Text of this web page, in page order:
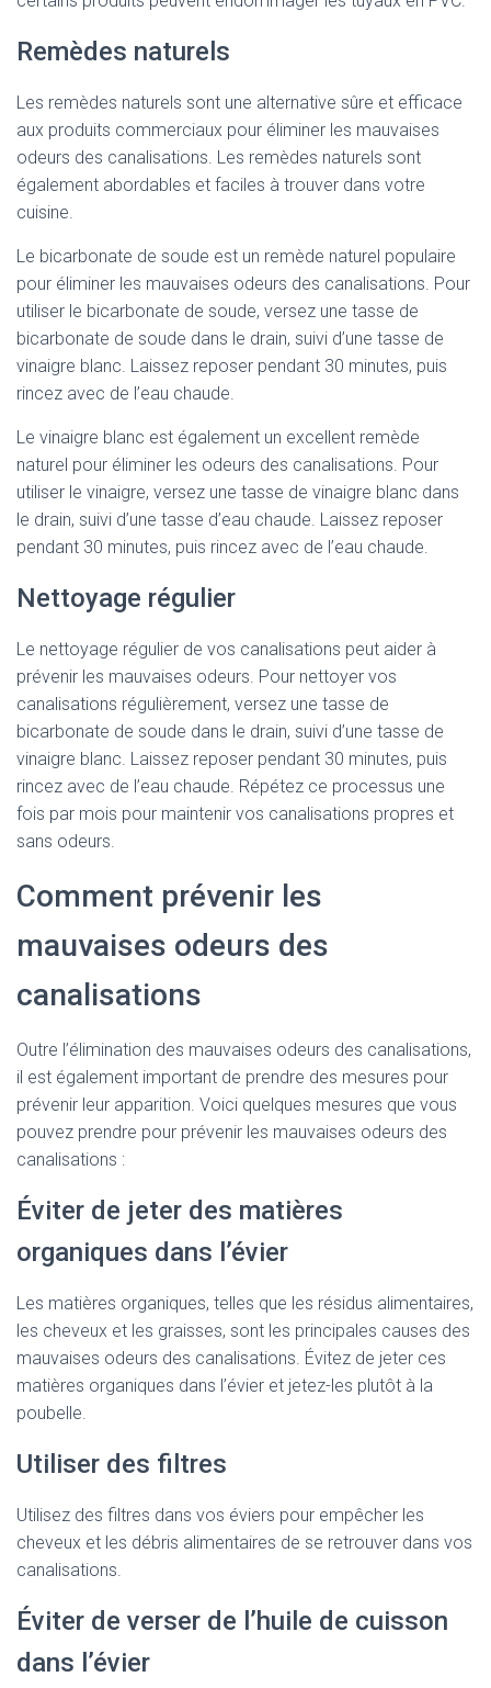
Remèdes naturels
Les remèdes naturels sont une alternative sûre et efficace
aux produits commerciaux pour éliminer les mauvaises
odeurs des canalisations. Les remèdes naturels sont
également abordables et faciles à trouver dans votre
cuisine.
Le bicarbonate de soude est un remède naturel populaire
pour éliminer les mauvaises odeurs des canalisations. Pour
utiliser le bicarbonate de soude, versez une tasse de
bicarbonate de soude dans le drain, suivi d’une tasse de
vinaigre blanc. Laissez reposer pendant 30 minutes, puis
rincez avec de l’eau chaude.
Le vinaigre blanc est également un excellent remède
naturel pour éliminer les odeurs des canalisations. Pour
utiliser le vinaigre, versez une tasse de vinaigre blanc dans
le drain, suivi d’une tasse d’eau chaude. Laissez reposer
pendant 30 minutes, puis rincez avec de l’eau chaude.
Nettoyage régulier
Le nettoyage régulier de vos canalisations peut aider à
prévenir les mauvaises odeurs. Pour nettoyer vos
canalisations régulièrement, versez une tasse de
bicarbonate de soude dans le drain, suivi d’une tasse de
vinaigre blanc. Laissez reposer pendant 30 minutes, puis
rincez avec de l’eau chaude. Répétez ce processus une
fois par mois pour maintenir vos canalisations propres et
sans odeurs.
Comment prévenir les
mauvaises odeurs des
canalisations
Outre l’élimination des mauvaises odeurs des canalisations,
il est également important de prendre des mesures pour
prévenir leur apparition. Voici quelques mesures que vous
pouvez prendre pour prévenir les mauvaises odeurs des
canalisations :
Éviter de jeter des matières
organiques dans l’évier
Les matières organiques, telles que les résidus alimentaires,
les cheveux et les graisses, sont les principales causes des
mauvaises odeurs des canalisations. Évitez de jeter ces
matières organiques dans l’évier et jetez-les plutôt à la
poubelle.
Utiliser des filtres
Utilisez des filtres dans vos éviers pour empêcher les
cheveux et les débris alimentaires de se retrouver dans vos
canalisations.
Éviter de verser de l’huile de cuisson
dans l’évier